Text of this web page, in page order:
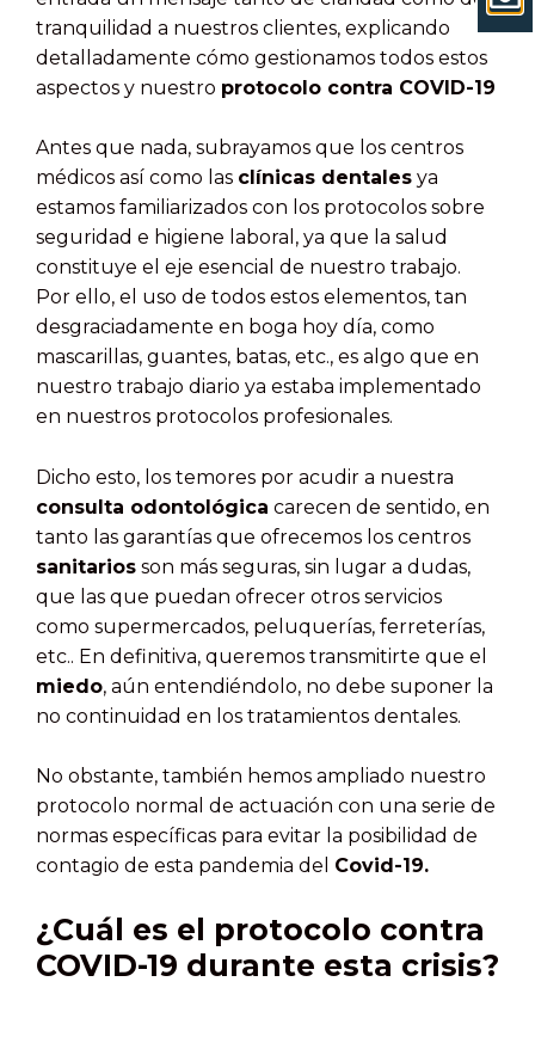
tranquilidad a nuestros clientes, explicando
detalladamente cómo gestionamos todos estos
aspectos y nuestro protocolo contra COVID-19
Antes que nada, subrayamos que los centros
médicos así como las clínicas dentales ya
estamos familiarizados con los protocolos sobre
seguridad e higiene laboral, ya que la salud
constituye el eje esencial de nuestro trabajo.
Por ello, el uso de todos estos elementos, tan
desgraciadamente en boga hoy día, como
mascarillas, guantes, batas, etc., es algo que en
nuestro trabajo diario ya estaba implementado
en nuestros protocolos profesionales.
Dicho esto, los temores por acudir a nuestra
consulta odontológica carecen de sentido, en
tanto las garantías que ofrecemos los centros
sanitarios son más seguras, sin lugar a dudas,
que las que puedan ofrecer otros servicios
como supermercados, peluquerías, ferreterías,
etc.. En definitiva, queremos transmitirte que el
miedo, aún entendiéndolo, no debe suponer la
no continuidad en los tratamientos dentales.
No obstante, también hemos ampliado nuestro
protocolo normal de actuación con una serie de
normas específicas para evitar la posibilidad de
contagio de esta pandemia del Covid-19.
¿Cuál es el protocolo contra
COVID-19 durante esta crisis?